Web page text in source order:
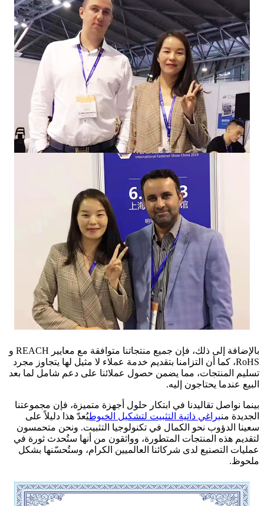
بالإضافة إلى ذلك، فإن جميع منتجاتنا متوافقة مع معايير REACH و
RoHS، كما أن التزامنا بتقديم خدمة عملاء لا مثيل لها يتجاوز مجرد
تسليم المنتجات، مما يضمن حصول عملائنا على دعم شامل لما بعد
البيع عندما يحتاجون إليه.
بينما نواصل تقاليدنا في ابتكار حلول أجهزة متميزة، فإن مجموعتنا
الجديدة منبراغي ذاتية التثبيت لتشكيل الخيوطيُعدّ هذا دليلاً على
سعينا الدؤوب نحو الكمال في تكنولوجيا التثبيت. ونحن متحمسون
لتقديم هذه المنتجات المتطورة، وواثقون من أنها ستُحدث ثورة في
عمليات التصنيع لدى شركائنا العالميين الكرام، وستُحسّنها بشكل
ملحوظ.